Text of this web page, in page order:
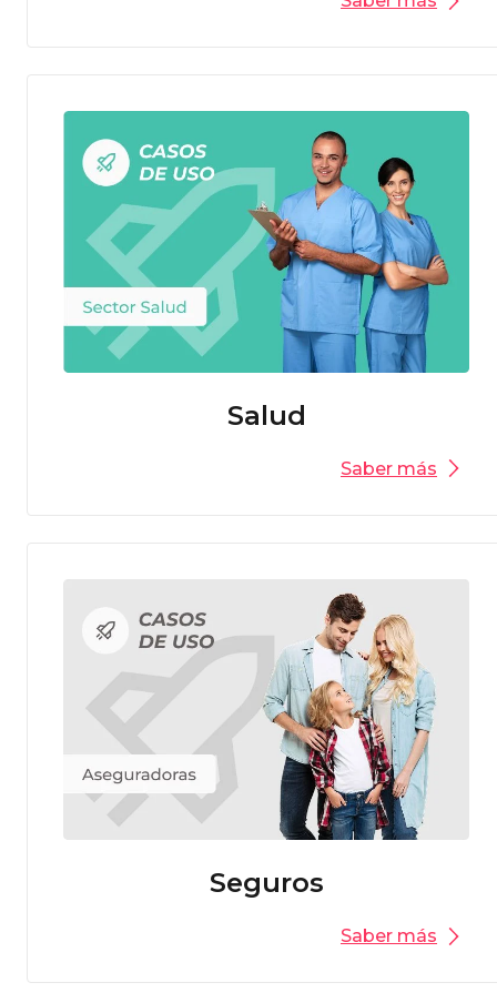
Salud
Saber más
Seguros
Saber más